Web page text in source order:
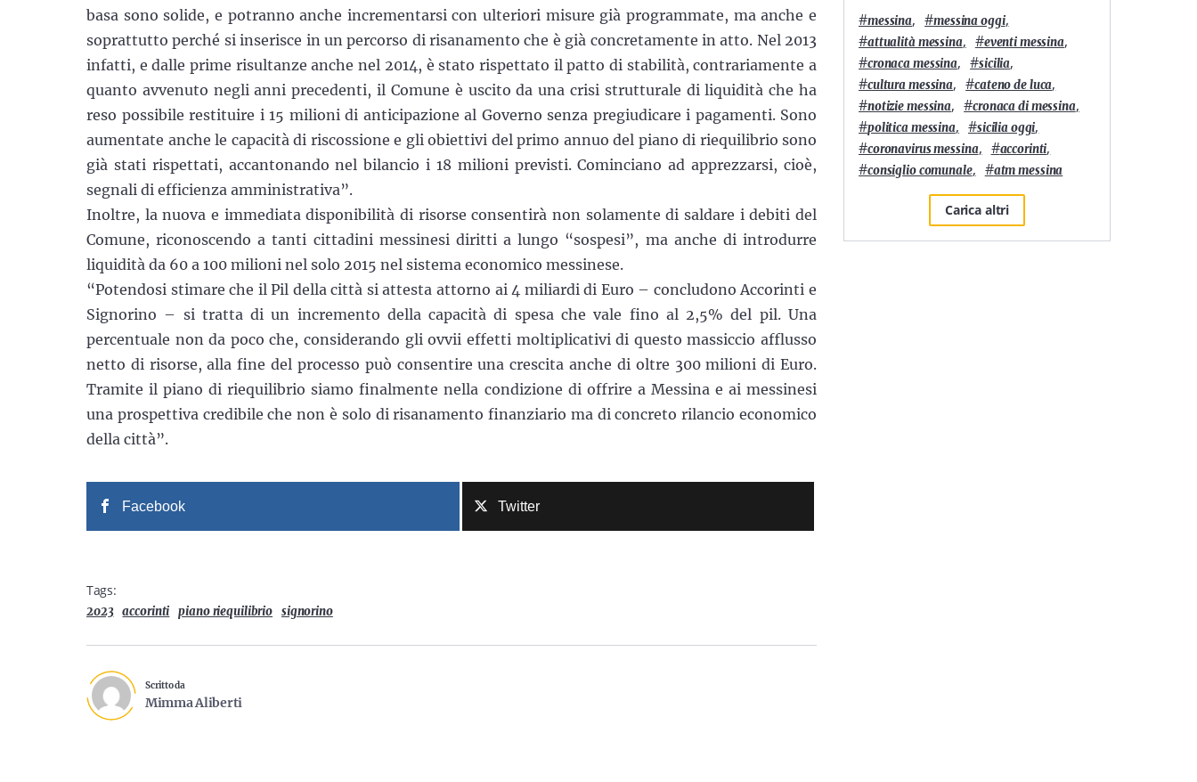
basa sono solide, e potranno anche incrementarsi con ulteriori misure già programmate, ma anche e
soprattutto perché si inserisce in un percorso di risanamento che è già concretamente in atto. Nel 2013
infatti, e dalle prime risultanze anche nel 2014, è stato rispettato il patto di stabilità, contrariamente a
quanto avvenuto negli anni precedenti, il Comune è uscito da una crisi strutturale di liquidità che ha
reso possibile restituire i 15 milioni di anticipazione al Governo senza pregiudicare i pagamenti. Sono
aumentate anche le capacità di riscossione e gli obiettivi del primo annuo del piano di riequilibrio sono
già stati rispettati, accantonando nel bilancio i 18 milioni previsti. Cominciano ad apprezzarsi, cioè,
segnali di efficienza amministrativa”.
Inoltre, la nuova e immediata disponibilità di risorse consentirà non solamente di saldare i debiti del
Comune, riconoscendo a tanti cittadini messinesi diritti a lungo “sospesi”, ma anche di introdurre
liquidità da 60 a 100 milioni nel solo 2015 nel sistema economico messinese.
“Potendosi stimare che il Pil della città si attesta attorno ai 4 miliardi di Euro – concludono Accorinti e
Signorino – si tratta di un incremento della capacità di spesa che vale fino al 2,5% del pil. Una
percentuale non da poco che, considerando gli ovvii effetti moltiplicativi di questo massiccio afflusso
netto di risorse, alla fine del processo può consentire una crescita anche di oltre 300 milioni di Euro.
Tramite il piano di riequilibrio siamo finalmente nella condizione di offrire a Messina e ai messinesi
una prospettiva credibile che non è solo di risanamento finanziario ma di concreto rilancio economico
della città”.
Facebook Twitter
Tags:
2023 accorinti piano riequilibrio signorino
Scritto da
Mimma Aliberti
#messina, #messina oggi,
#attualità messina, #eventi messina,
#cronaca messina, #sicilia,
#cultura messina, #cateno de luca,
#notizie messina, #cronaca di messina,
#politica messina, #sicilia oggi,
#coronavirus messina, #accorinti,
#consiglio comunale, #atm messina
Carica altri